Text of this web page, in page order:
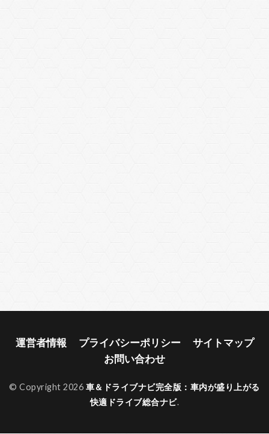
運営者情報 プライバシーポリシー
サイトマップ
お問い合わせ
© Copyright 2026 車＆ドライブナビ完全版：車内が盛り上がる
快適ドライブ総合ナビ.